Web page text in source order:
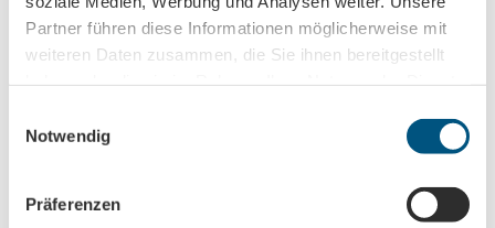
Partner führen diese Informationen möglicherweise mit
weiteren Daten zusammen, die Sie ihnen bereitgestellt
Notwendig
Präferenzen
Absenden
Terminübersicht